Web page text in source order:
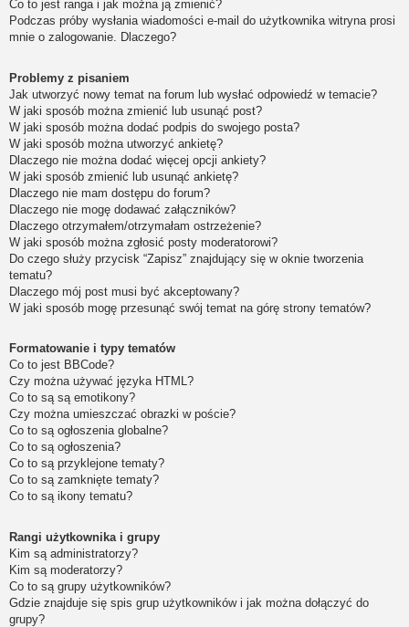
Co to jest ranga i jak można ją zmienić?
Podczas próby wysłania wiadomości e-mail do użytkownika witryna prosi
mnie o zalogowanie. Dlaczego?
Problemy z pisaniem
Jak utworzyć nowy temat na forum lub wysłać odpowiedź w temacie?
W jaki sposób można zmienić lub usunąć post?
W jaki sposób można dodać podpis do swojego posta?
W jaki sposób można utworzyć ankietę?
Dlaczego nie można dodać więcej opcji ankiety?
W jaki sposób zmienić lub usunąć ankietę?
Dlaczego nie mam dostępu do forum?
Dlaczego nie mogę dodawać załączników?
Dlaczego otrzymałem/otrzymałam ostrzeżenie?
W jaki sposób można zgłosić posty moderatorowi?
Do czego służy przycisk “Zapisz” znajdujący się w oknie tworzenia
tematu?
Dlaczego mój post musi być akceptowany?
W jaki sposób mogę przesunąć swój temat na górę strony tematów?
Formatowanie i typy tematów
Co to jest BBCode?
Czy można używać języka HTML?
Co to są są emotikony?
Czy można umieszczać obrazki w poście?
Co to są ogłoszenia globalne?
Co to są ogłoszenia?
Co to są przyklejone tematy?
Co to są zamknięte tematy?
Co to są ikony tematu?
Rangi użytkownika i grupy
Kim są administratorzy?
Kim są moderatorzy?
Co to są grupy użytkowników?
Gdzie znajduje się spis grup użytkowników i jak można dołączyć do
grupy?